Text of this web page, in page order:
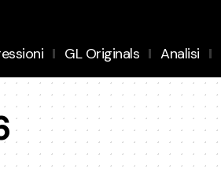
GL Originals Analisi